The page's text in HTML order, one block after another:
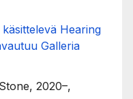
Hearing
Galleria
2020–,